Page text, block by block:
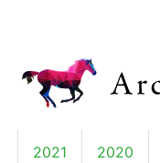
2021 2020